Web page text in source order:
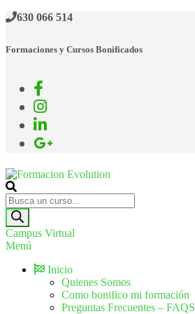
630 066 514
Formaciones y Cursos Bonificados
Formacion Evolution
Cursos de formación continua
Campus Virtual
Menú
Inicio
Quienes Somos
Como bonifico mi formación
Preguntas Frecuentes – FAQS